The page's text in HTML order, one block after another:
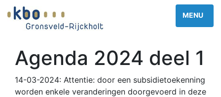
Agenda 2024 deel 1
14-03-2024: Attentie: door een subsidietoekenning
worden enkele veranderingen doorgevoerd in deze